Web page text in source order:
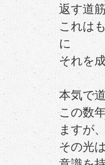
返す道
これは
に
それを
本気で
この数
ますが
その光